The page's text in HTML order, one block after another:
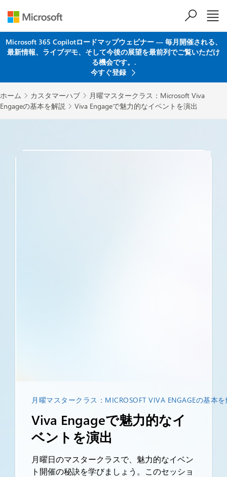
Microsoft 365 Copilotロードマップウェビナー ― 毎月開催される、
最新情報、ライブデモ、そして今後の展望を最前列でご覧いただけ
る機会です。.
今すぐ登録
ホーム  カスタマーハブ 
月曜マスタークラス：Microsoft Viva
Engageの基本を解説
 Viva Engageで魅力的なイベントを演出
月曜マスタークラス：MICROSOFT VIVA ENGAGEの基本
Viva Engageで魅力的なイ
ベントを演出
月曜日のマスタークラスで、魅力的なイベン
ト開催の秘訣を学びましょう。このセッショ